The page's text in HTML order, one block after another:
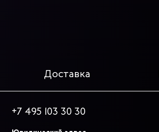
Доставка
+7 495 103 30 30